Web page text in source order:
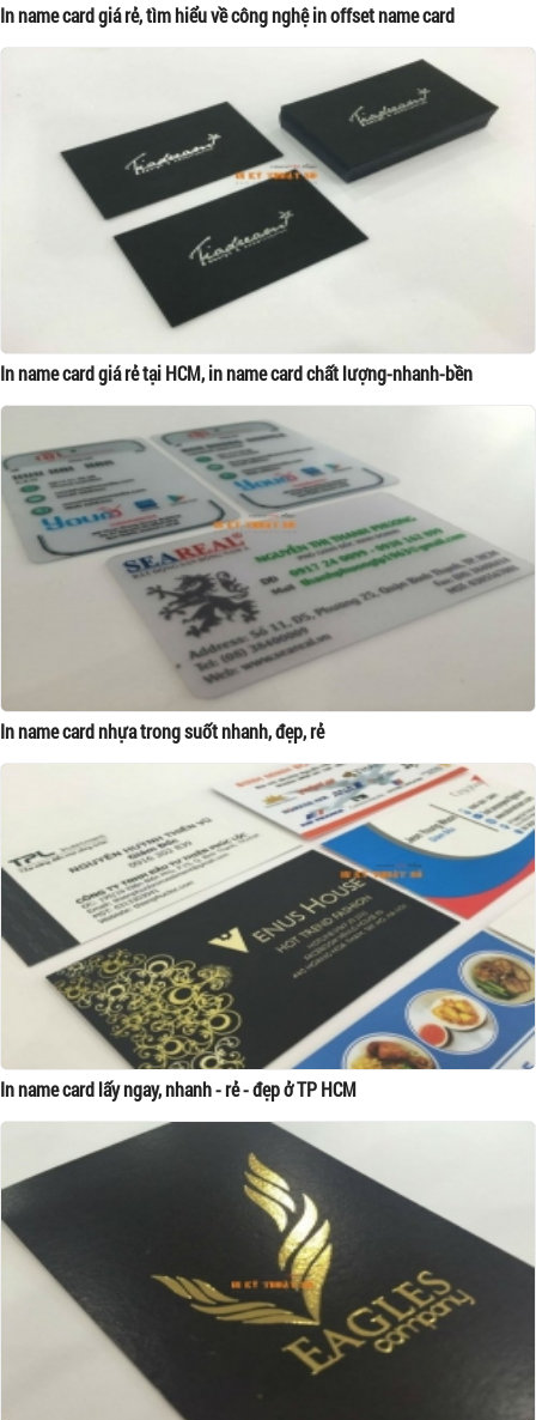
In name card giá rẻ, tìm hiểu về công nghệ in offset name card
In name card giá rẻ tại HCM, in name card chất lượng-nhanh-bền
In name card nhựa trong suốt nhanh, đẹp, rẻ
In name card lấy ngay, nhanh - rẻ - đẹp ở TP HCM